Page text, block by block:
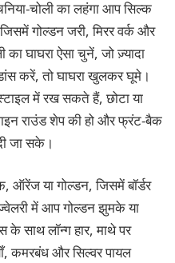
चोली का लहंगा आप सिल्क
गोल्डन जरी, मिरर वर्क और
घाघरा ऐसा चुनें, जो ज़्यादा
करें, तो घाघरा खुलकर घूमे।
में रख सकते हैं, छोटा या
राउंड शेप की हो और फ्रंट-बैक
जा सके।
ऑरेंज या गोल्डन, जिसमें बॉर्डर
में आप गोल्डन झुमके या
के साथ लॉन्ग हार, माथे पर
कमरबंध और सिल्वर पायल